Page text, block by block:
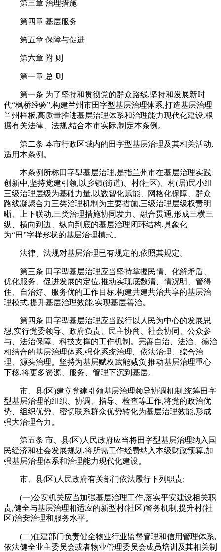
第三章 治理措施
第四章 基层服务
第五章 保障与促进
第六章 附 则
第一章 总 则
第一条 为了坚持和贯彻党的群众路线,坚持和发展新时
代“枫桥经验”,构建兰州市田字型基层治理体系,打造基层治理
兰州样板,高质量推进基层治理体系和治理能力现代化建设,根
据有关法律、法规,结合本市实际,制定本条例。
第二条 本市行政区域内的田字型基层治理及其相关活动,
适用本条例。
本条例所称田字型基层治理,是指兰州市在基层治理实践
创新中,坚持党建引领,以乡镇(街道)、村(社区)、村(居)民小组
三级治理层级为基础力量,以数智化赋能、网格化保障、群众
路线凝聚合力三类治理机制为主要措施,三级治理层级权责明
晰、上下联动,三类治理措施协同发力、融合贯通,形成三横三
纵、横向到边、纵向到底的基层治理闭环结构,具象化
为“田”字样形状的基层治理模式。
法律、法规对基层治理已有规定的,依照其规定。
第三条 田字型基层治理应当坚持掌握民情、化解矛盾、
优化服务、促进发展的定位,推动实现底数清、情况明、管得
住、自治好、服务优的工作目标,构建共建共治共享的基层治
理模式,提升基层治理效能,实现基层善治。
第四条 田字型基层治理应当践行以人民为中心的发展思
想,实行党委领导、政府负责、民主协商、社会协同、公众参
与、法治保障、科技支撑的工作机制。完善自治、法治、德治
相结合的基层治理体系,强化系统治理、依法治理、综合治
理、源头治理。坚持为基层赋权赋能减负,推动基层治理重心
下移,将更多资源、服务、管理下沉到基层。
市、县(区)建立党建引领基层治理领导协调机制,统筹田字
型基层治理的组织、协调、指导、检查等工作,将党的政治优
势、组织优势、密切联系群众优势转化为基层治理效能,形成
强大治理合力。
第五条 市、县(区)人民政府应当将田字型基层治理纳入国
民经济和社会发展规划,将所需工作经费纳入本级财政预算,加
强基层治理体系和治理能力现代化建设。
市、县(区)人民政府有关部门依法履行下列职责:
(一)公安机关应当加强基层治理工作,落实平安建设相关职
责,健全与基层治理相适应的新型村(社区)警务机制,提升村(社
区)治安治理和服务水平。
(二)住建部门负责健全物业行业监督管理和信用管理体系,
依法健全业主委员会或者物业管理委员会成员培训及其相关制